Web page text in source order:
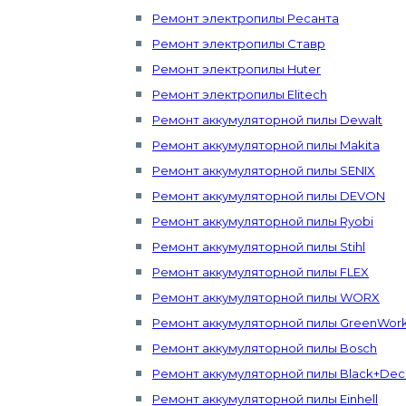
Ремонт электропилы Ресанта
Ремонт электропилы Ставр
Ремонт электропилы Huter
Ремонт электропилы Elitech
Ремонт аккумуляторной пилы Dewalt
Ремонт аккумуляторной пилы Makita
Ремонт аккумуляторной пилы SENIX
Ремонт аккумуляторной пилы DEVON
Ремонт аккумуляторной пилы Ryobi
Ремонт аккумуляторной пилы Stihl
Ремонт аккумуляторной пилы FLEX
Ремонт аккумуляторной пилы WORX
Ремонт аккумуляторной пилы
Ремонт аккумуляторной пилы Bosch
Ремонт аккумуляторной пилы
Ремонт аккумуляторной пилы Einhell